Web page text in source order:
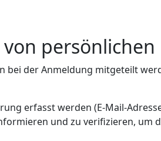
persönlichen
der Anmeldung mitgeteilt
erfasst werden (E-Mail-
und zu verifizieren, um